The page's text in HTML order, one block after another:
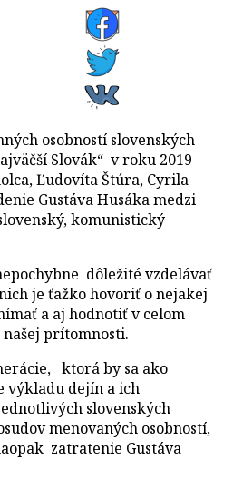
osobností slovenských
Slovák“ v roku 2019
Ľudovíta Štúra, Cyrila
Gustáva Husáka medzi
komunistický
dôležité vzdelávať
je ťažko hovoriť o nejakej
a aj hodnotiť v celom
prítomnosti.
ktorá by sa ako
výkladu dejín a ich
slovenských
menovaných osobností,
zatratenie Gustáva